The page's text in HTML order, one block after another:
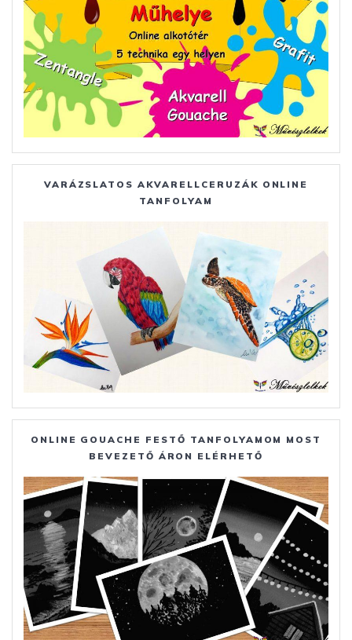
VARÁZSLATOS AKVARELLCERUZÁK ONLINE
TANFOLYAM
ONLINE GOUACHE FESTŐ TANFOLYAMOM MOST
BEVEZETŐ ÁRON ELÉRHETŐ